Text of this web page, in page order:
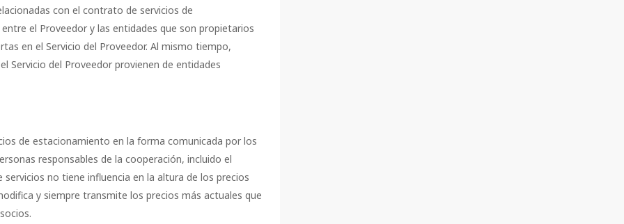
con el contrato de servicios de
el Proveedor y las entidades que son propietarios
en el Servicio del Proveedor. Al mismo tiempo,
Servicio del Proveedor provienen de entidades
de estacionamiento en la forma comunicada por los
responsables de la cooperación, incluido el
no tiene influencia en la altura de los precios
y siempre transmite los precios más actuales que